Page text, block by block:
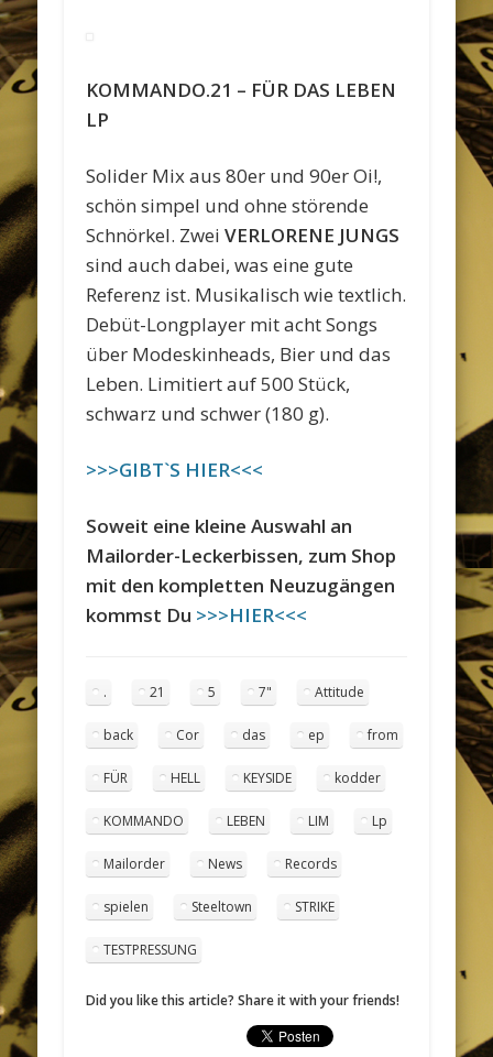
KOMMANDO.21 – FÜR DAS LEBEN
LP
Solider Mix aus 80er und 90er Oi!,
schön simpel und ohne störende
Schnörkel. ZweiVERLORENE JUNGS
sind auch dabei, was eine gute
Referenz ist. Musikalisch wie textlich.
Debüt-Longplayer mit acht Songs
über Modeskinheads, Bier und das
Leben. Limitiert auf 500 Stück,
schwarz und schwer (180 g).
>>>GIBT`S HIER<<<
Soweit eine kleine Auswahl an
Mailorder-Leckerbissen, zum Shop
mit den kompletten Neuzugängen
kommst Du >>>HIER<<<
. 21 5 7" Attitude
back Cor das ep from
FÜR HELL KEYSIDE kodder
KOMMANDO LEBEN LIM Lp
Mailorder News Records
spielen Steeltown STRIKE
TESTPRESSUNG
Did you like this article? Share it with your friends!